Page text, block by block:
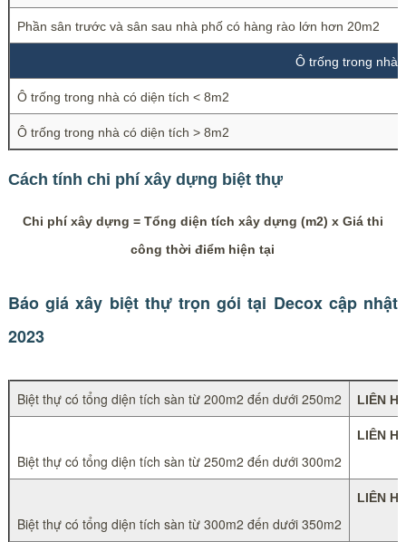
Phần sân trước và sân sau nhà phố có hàng rào lớn hơn 20m2
Ô trống trong nhà
Ô trống trong nhà có diện tích < 8m2
Ô trống trong nhà có diện tích > 8m2
Cách tính chi phí xây dựng biệt thự
Chi phí xây dựng = Tổng diện tích xây dựng (m2) x Giá thi
công thời điểm hiện tại
Báo giá xây biệt thự trọn gói tại Decox cập nhật
2023
Biệt thự có tổng diện tích sàn từ 200m2 đến dưới 250m2 LIÊN HỆ
Biệt thự có tổng diện tích sàn từ 250m2 đến dưới 300m2
LIÊN HỆ
Biệt thự có tổng diện tích sàn từ 300m2 đến dưới 350m2
LIÊN HỆ